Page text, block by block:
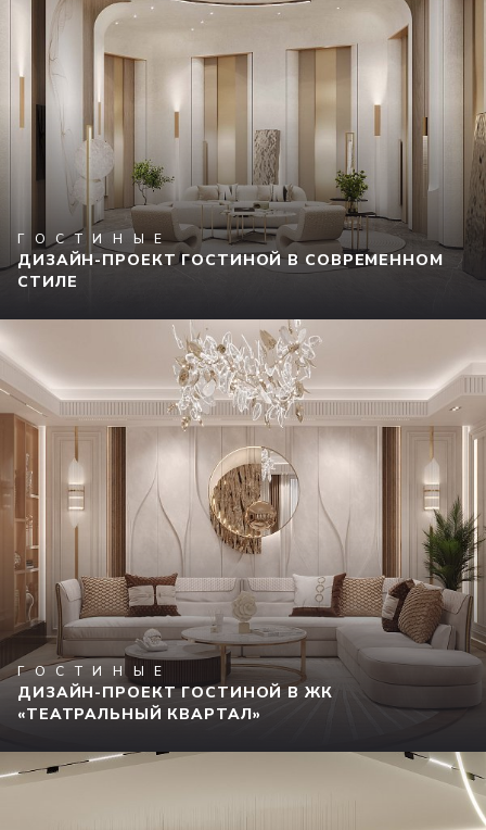
ГОСТИНЫЕ
ДИЗАЙН-ПРОЕКТ ГОСТИНОЙ В СОВРЕМЕННОМ
СТИЛЕ
ГОСТИНЫЕ
ДИЗАЙН-ПРОЕКТ ГОСТИНОЙ В ЖК
«ТЕАТРАЛЬНЫЙ КВАРТАЛ»